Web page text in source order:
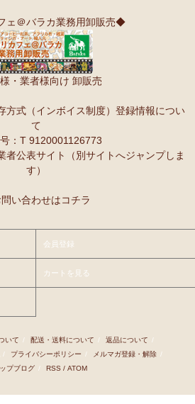
画】ティンガティンガ・アーティスト
ップ
〉 参加予約受付中！
袖シャツ～キテンゲ◇ハイクオリティ
もったいない～カシューナッツ ワケあ
ガティンガ・カレンダー『ティンガテ
で仕立てた新作登場！
ニッポンの技×アフリカの色』
リー 新入荷！～ザンジバル金職人のハ
民話を読もうということで、『しんぞうと
した。
と、子ども達の笑顔があっと言う間に満開
、お腹を抱えて笑う子ども、面白すぎる
も、、、
ィンガ・アートへのご感想
大変気にいっています。
品を紹介して頂き、ありがとうございま
があります。
素敵です。形もいいけど、色も素敵！
合わせて2つを重ねづけを楽しみます！
カンプライドへのご感想
美味しいです。
方限定■全国送料無料■カフェアフリ
ェ＠バラカ業務用卸販売◆
・業者様向け 卸販売
式（インボイス制度）登録情報につい
て
：T 9120001126773
者公表サイト（別サイトへジャンプしま
す）
い合わせはコチラ
会員登録
カートを見る
いて / 配送・送料について / 返品について
/
/ プライバシーポリシー / メルマガ登録・解除 /
プブログ / RSS / ATOM